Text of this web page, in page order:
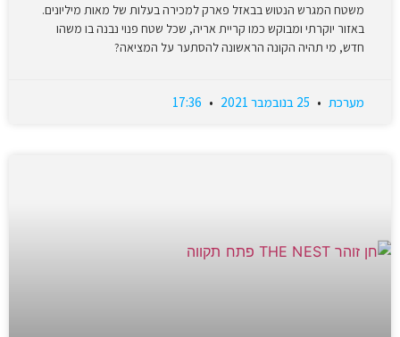
משטח המגרש הנטוש בבאזל פארק למכירה בעלות של מאות מיליונים.
באזור יוקרתי ומבוקש כמו קריית אריה, שכל שטח פנוי נבנה בו משהו
חדש, מי תהיה הקונה הראשונה להסתער על המציאה?
מערכת